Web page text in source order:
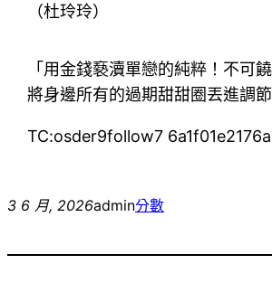
（杜玲玲）
「用金錢褻瀆單戀的純粹！不可
將身邊所有的過期甜甜圈丟進調
TC:osder9follow7
3 6 月, 2026admin分數